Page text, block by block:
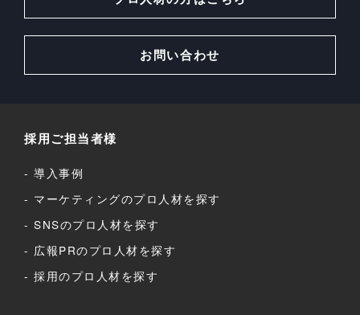
お問い合わせ
採用ご担当者様
導入事例
マーケティングのプロ人材を探す
SNSのプロ人材を探す
広報PRのプロ人材を探す
採用のプロ人材を探す